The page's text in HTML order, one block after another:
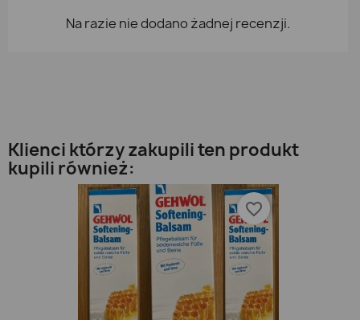
Na razie nie dodano żadnej recenzji.
Klienci którzy zakupili ten produkt
kupili również:
favorite_border